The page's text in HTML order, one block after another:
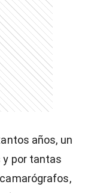
años, un
y por tantas